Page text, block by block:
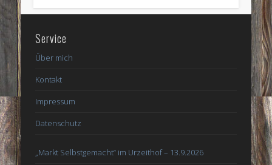
Service
Über mich
Kontakt
Impressum
Datenschutz
„Markt Selbstgemacht“ im Urzeithof – 13.9.2026